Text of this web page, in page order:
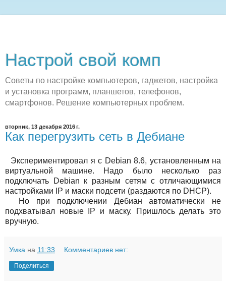
Настрой свой комп
Советы по настройке компьютеров, гаджетов, настройка
и установка программ, планшетов, телефонов,
смартфонов. Решение компьютерных проблем.
вторник, 13 декабря 2016 г.
Как перегрузить сеть в Дебиане
Экспериментировал я с Debian 8.6, установленным на
виртуальной машине. Надо было несколько раз
подключать Debian к разным сетям с отличающимися
настройками IP и маски подсети (раздаются по DHCP).
Но при подключении Дебиан автоматически не
подхватывал новые IP и маску. Пришлось делать это
вручную.
Умка на 11:33 Комментариев нет:
Поделиться